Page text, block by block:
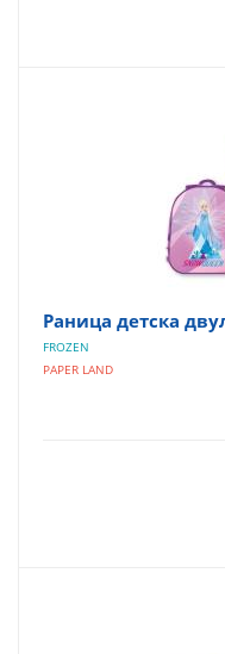
Раница детска
FROZEN
PAPER LAND